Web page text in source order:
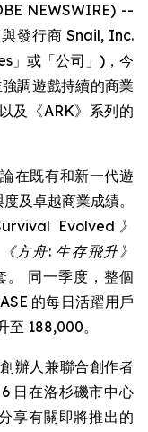
NEWSWIRE) --
發行商 Snail, Inc.
」或「公司」)，今
調遊戲持續的商業
及《ARK》系列的
在既有和新一代遊
及卓越商業成績。
Evolved》
《方舟: 生存飛升》
。 同一季度，整個
的每日活躍用戶
至 188,000。
辦人兼聯合創作者
日在洛杉磯市中心
享有關即將推出的